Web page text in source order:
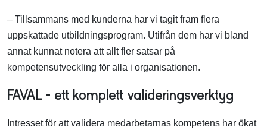
– Tillsammans med kunderna har vi tagit fram flera
uppskattade utbildningsprogram. Utifrån dem har vi bland
annat kunnat notera att allt fler satsar på
kompetensutveckling för alla i organisationen.
FAVAL – ett komplett valideringsverktyg
Intresset för att validera medarbetarnas kompetens har ökat